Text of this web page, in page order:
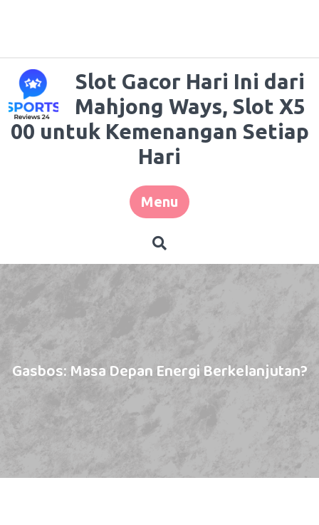
Slot Gacor Hari Ini dari
Mahjong Ways, Slot X5
00 untuk Kemenangan Setiap
Hari
Menu
Gasbos: Masa Depan Energi Berkelanjutan?